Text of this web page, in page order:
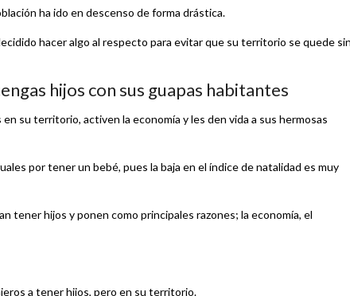
ha ido en descenso de forma drástica.
hacer algo al respecto para evitar que su territorio se quede
hijos con sus guapas habitantes
su territorio, activen la economía y les den vida a sus hermosas
por tener un bebé, pues la baja en el índice de natalidad es muy
tener hijos y ponen como principales razones; la economía, el
a tener hijos, pero en su territorio.